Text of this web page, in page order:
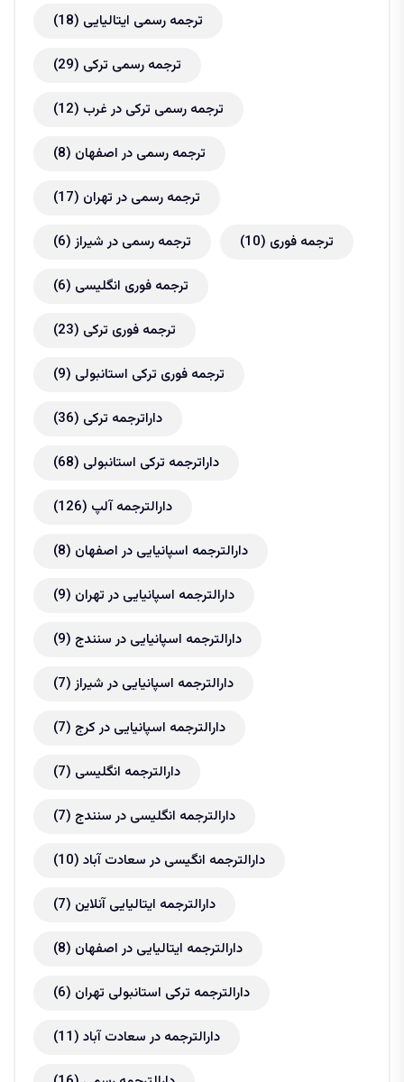
ترجمه رسمی ایتالیایی (18)
ترجمه رسمی ترکی (29)
ترجمه رسمی ترکی در غرب (12)
ترجمه رسمی در اصفهان (8)
ترجمه رسمی در تهران (17)
ترجمه رسمی در شیراز(6) ترجمه فوری (10)
ترجمه فوری انگلیسی (6)
ترجمه فوری ترکی (23)
ترجمه فوری ترکی استانبولی (9)
داراترجمه ترکی (36)
داراترجمه ترکی استانبولی (68)
دارالترجمه آلپ (126)
دارالترجمه اسپانیایی در اصفهان (8)
دارالترجمه اسپانیایی در تهران (9)
دارالترجمه اسپانیایی در سنندج (9)
دارالترجمه اسپانیایی در شیراز(7)
دارالترجمه اسپانیایی در کرج (7)
دارالترجمه انگلیسی (7)
دارالترجمه انگلیسی در سنندج (7)
دارالترجمه انگیسی در سعادت آباد (10)
دارالترجمه ایتالیایی آنلاین (7)
دارالترجمه ایتالیایی در اصفهان (8)
دارالترجمه ترکی استانبولی تهران (6)
دارالترجمه در سعادت آباد (11)